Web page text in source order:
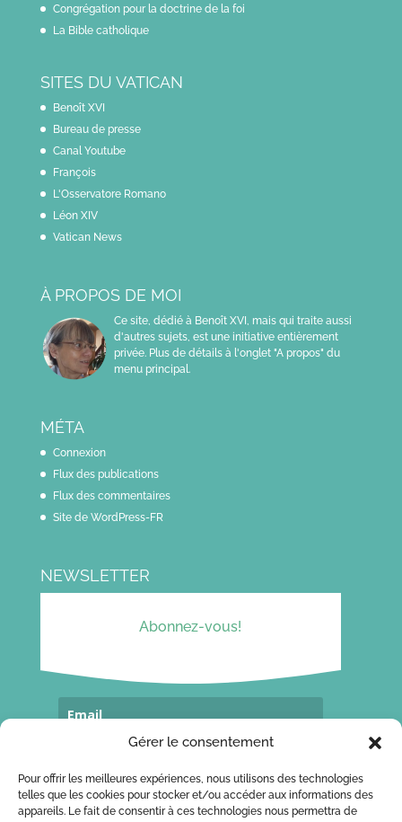
Gérer le consentement
Pour offrir les meilleures expériences, nous utilisons des technologies
telles que les cookies pour stocker et/ou accéder aux informations des
appareils. Le fait de consentir à ces technologies nous permettra de
Congrégation pour la doctrine de la foi
La Bible catholique
SITES DU VATICAN
Benoît XVI
Bureau de presse
Canal Youtube
François
L'Osservatore Romano
Léon XIV
Vatican News
À PROPOS DE MOI
Ce site, dédié à Benoît XVI, mais qui traite aussi
d'autres sujets, est une initiative entièrement
privée. Plus de détails à l'onglet "A propos" du
menu principal.
MÉTA
Connexion
Flux des publications
Flux des commentaires
Site de WordPress-FR
NEWSLETTER
Abonnez-vous!